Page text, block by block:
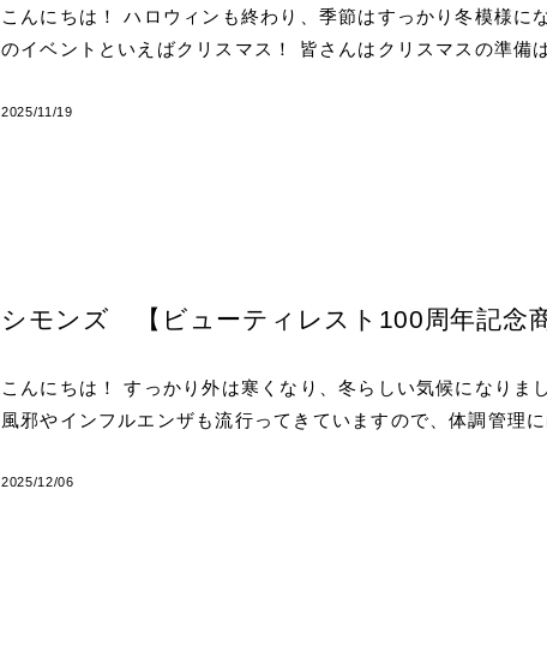
こんにちは！ ハロウィンも終わり、季節はすっかり冬模様
のイベントといえばクリスマス！ 皆さんはクリスマスの準
2025/11/19
シモンズ 【ビューティレスト100周年記念商
こんにちは！ すっかり外は寒くなり、冬らしい気候になりま
風邪やインフルエンザも流行ってきていますので、体調管
2025/12/06